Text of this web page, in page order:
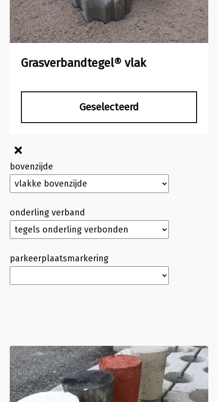
Geselecteerd
Grasverbandtegel® vlak
bovenzijde
onderling verband
parkeerplaatsmarkering